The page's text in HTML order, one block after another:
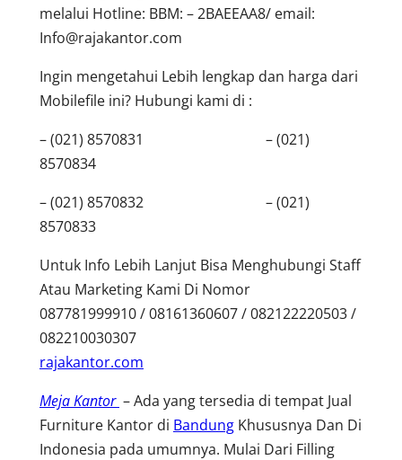
melalui Hotline: BBM: – 2BAEEAA8/ email:
Info@rajakantor.com
Ingin mengetahui Lebih lengkap dan harga dari
Mobilefile ini? Hubungi kami di :
– (021) 8570831 – (021)
8570834
– (021) 8570832 – (021)
8570833
Untuk Info Lebih Lanjut Bisa Menghubungi Staff
Atau Marketing Kami Di Nomor
087781999910 / 08161360607 / 082122220503 /
082210030307
rajakantor.com
Meja Kantor – Ada yang tersedia di tempat Jual
Furniture Kantor di Bandung Khususnya Dan Di
Indonesia pada umumnya. Mulai Dari Filling